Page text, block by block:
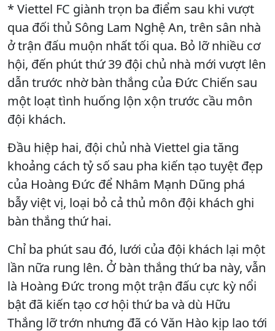
* Viettel FC giành trọn ba điểm sau khi vượt
qua đối thủ Sông Lam Nghệ An, trên sân nhà
ở trận đấu muộn nhất tối qua. Bỏ lỡ nhiều cơ
hội, đến phút thứ 39 đội chủ nhà mới vượt lên
dẫn trước nhờ bàn thắng của Đức Chiến sau
một loạt tình huống lộn xộn trước cầu môn
đội khách.
Đầu hiệp hai, đội chủ nhà Viettel gia tăng
khoảng cách tỷ số sau pha kiến tạo tuyệt đẹp
của Hoàng Đức để Nhâm Mạnh Dũng phá
bẫy việt vị, loại bỏ cả thủ môn đội khách ghi
bàn thắng thứ hai.
Chỉ ba phút sau đó, lưới của đội khách lại một
lần nữa rung lên. Ở bàn thắng thứ ba này, vẫn
là Hoàng Đức trong một trận đấu cực kỳ nổi
bật đã kiến tạo cơ hội thứ ba và dù Hữu
Thắng lỡ trớn nhưng đã có Văn Hào kịp lao tới